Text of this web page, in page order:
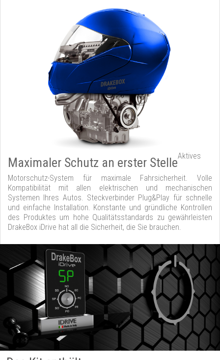
Maximaler Schutz an erster StelleAktives
Motorschutz-System für maximale Fahrsicherheit. Volle
Kompatibilität mit allen elektrischen und mechanischen
Systemen Ihres Autos. Steckverbinder Plug&Play für schnelle
und einfache Installation. Konstante und gründliche Kontrollen
des Produktes um hohe Qualitätsstandards zu gewährleisten
DrakeBox iDrive hat all die Sicherheit, die Sie brauchen.